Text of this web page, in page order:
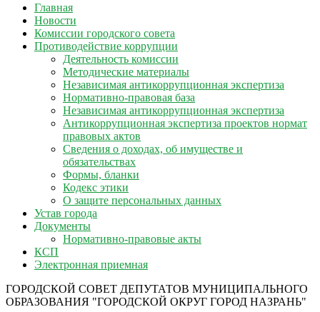
Главная
Новости
Комиссии городского совета
Противодействие коррупции
Деятельность комиссии
Методические материалы
Независимая антикоррупционная экспертиза
Нормативно-правовая база
Независимая антикоррупционная экспертиза
Антикоррупционная экспертиза проектов нормат
правовых актов
Сведения о доходах, об имуществе и
обязательствах
Формы, бланки
Кодекс этики
О защите персональных данных
Устав города
Документы
Нормативно-правовые акты
КСП
Электронная приемная
ГОРОДСКОЙ СОВЕТ ДЕПУТАТОВ МУНИЦИПАЛЬНОГО
ОБРАЗОВАНИЯ "ГОРОДСКОЙ ОКРУГ ГОРОД НАЗРАНЬ"